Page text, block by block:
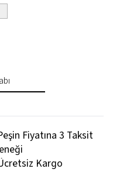
Fiyatına 3 Taksit
Kargo